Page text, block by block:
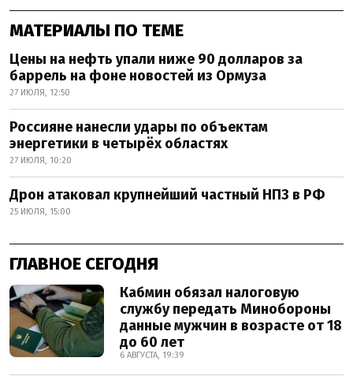
МАТЕРИАЛЫ ПО ТЕМЕ
Цены на нефть упали ниже 90 долларов за
баррель на фоне новостей из Ормуза
27 ИЮЛЯ, 12:50
Россияне нанесли удары по объектам
энергетики в четырёх областях
27 ИЮЛЯ, 10:20
Дрон атаковал крупнейший частный НПЗ в РФ
25 ИЮЛЯ, 15:00
ГЛАВНОЕ СЕГОДНЯ
Кабмин обязал налоговую
службу передать Минобороны
данные мужчин в возрасте от 18
до 60 лет
6 АВГУСТА, 19:39